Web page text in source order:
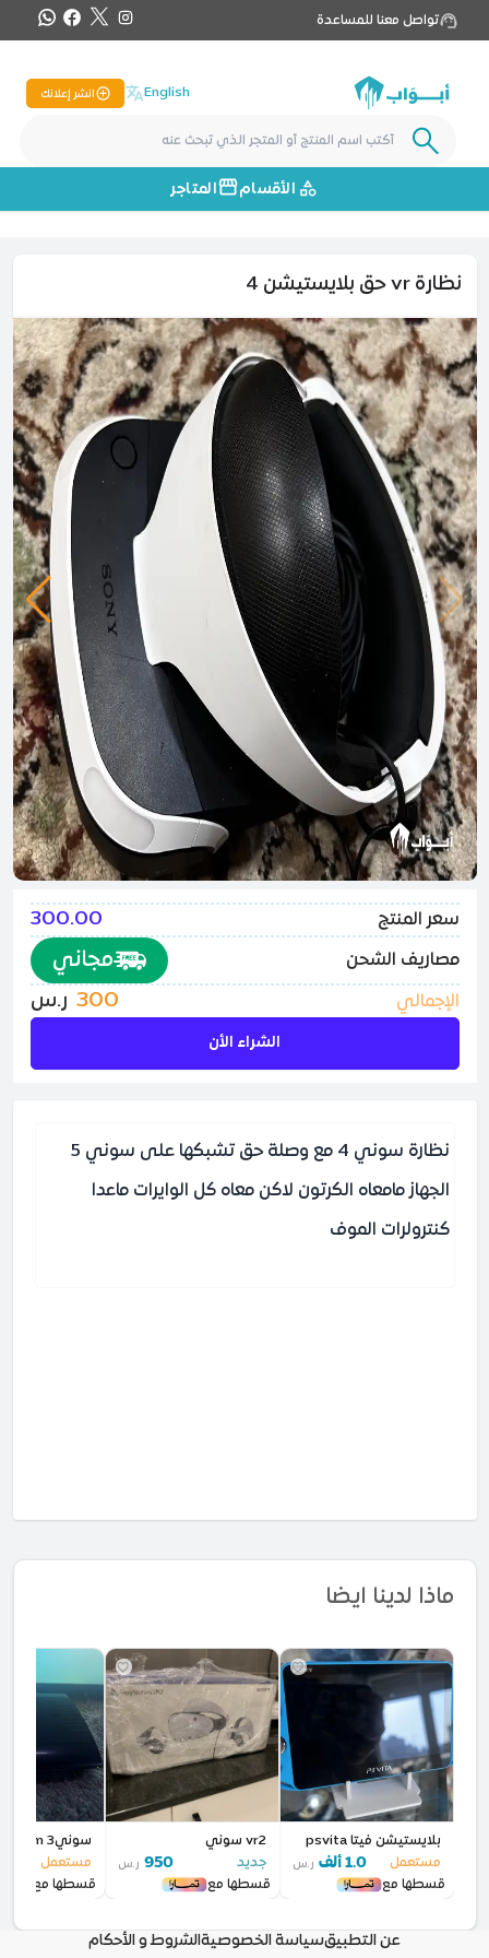
تواصل معنا للمساعدة
English انشر إعلانك
الأقسام المتاجر
نظارة vr حق بلايستيشن 4
سعر المنتج 300.00
مصاريف الشحن مجاني
الإجمالي 300 ر.س
الشراء الأن
نظارة سوني 4 مع وصلة حق تشبكها على سوني 5
الجهاز مامعاه الكرتون لاكن معاه كل الوايرات ماعدا
كنترولرات الموف
ماذا لدينا ايضا
بلايستيشن فيتا psvita
مستعمل
1.0 ألف ر.س
قسطها مع
vr2 سوني
جديد
950 ر.س
قسطها مع
سوني3 super slim
مستعمل
قسطها مع
عن التطبيقسياسة الخصوصيةالشروط و الأحكام